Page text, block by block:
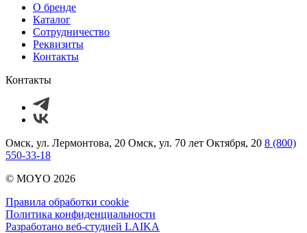
О бренде
Каталог
Сотрудничество
Реквизиты
Контакты
Контакты
Омск, ул. Лермонтова, 20 Омск, ул. 70 лет Октября, 20 8 (800)
550-33-18
© MOYO 2026
Правила обработки cookie
Политика конфиденциальности
Разработано веб-студией LAIKA